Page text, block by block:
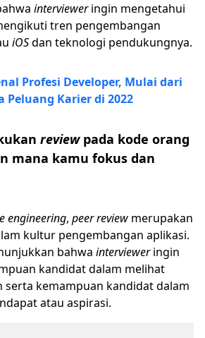
intervieweringin mengetahui
tren pengembangan
iOSdan teknologi pendukungnya.
Profesi Developer, Mulai dari
Peluang Karier di 2022
reviewpada kode orang
mana kamu fokus dan
engineering, peer review merupakan
kultur pengembangan aplikasi.
bahwa intervieweringin
kandidat dalam melihat
serta kemampuan kandidat dalam
atau aspirasi.